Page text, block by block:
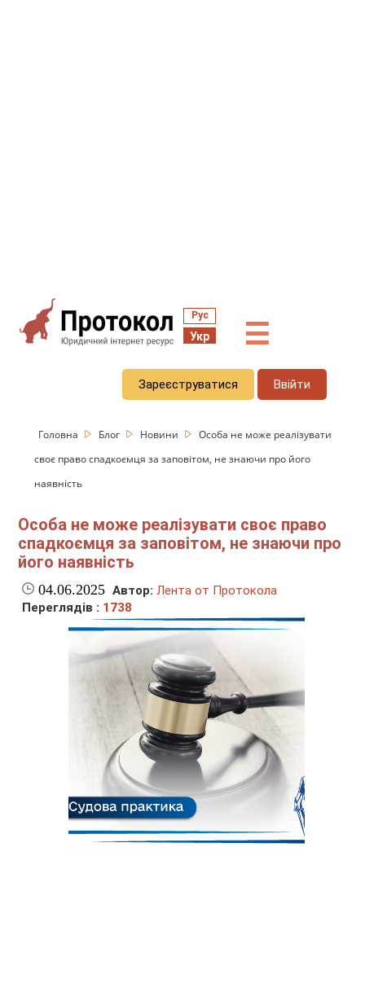
Рус
Укр ☰
Зареєструватися Ввійти
Головна Блог Новини
Особа не може реалізувати
своє право спадкоємця за заповітом, не знаючи про його
наявність
Особа не може реалізувати своє право
спадкоємця за заповітом, не знаючи про
його наявність
04.06.2025 Автор: Лента от Протокола
Переглядів : 1738